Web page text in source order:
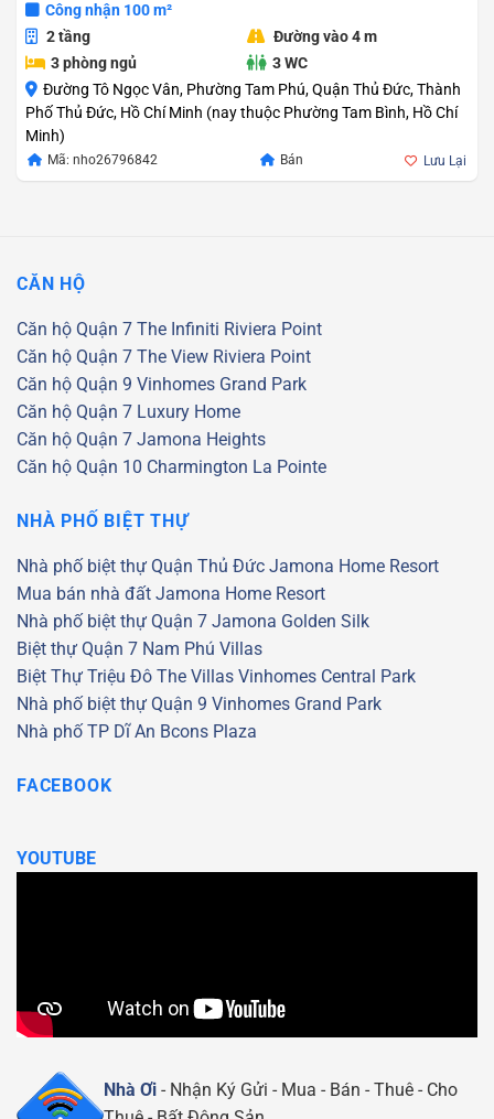
Công nhận 100 m²
2 tầng
Đường vào 4 m
3 phòng ngủ
3 WC
Đường Tô Ngọc Vân, Phường Tam Phú, Quận Thủ Đức, Thành
Phố Thủ Đức, Hồ Chí Minh (nay thuộc Phường Tam Bình, Hồ Chí
Minh)
Mã: nho26796842 Bán Lưu Lại
CĂN HỘ
Căn hộ Quận 7 The Infiniti Riviera Point
Căn hộ Quận 7 The View Riviera Point
Căn hộ Quận 9 Vinhomes Grand Park
Căn hộ Quận 7 Luxury Home
Căn hộ Quận 7 Jamona Heights
Căn hộ Quận 10 Charmington La Pointe
NHÀ PHỐ BIỆT THỰ
Nhà phố biệt thự Quận Thủ Đức Jamona Home Resort
Mua bán nhà đất Jamona Home Resort
Nhà phố biệt thự Quận 7 Jamona Golden Silk
Biệt thự Quận 7 Nam Phú Villas
Biệt Thự Triệu Đô The Villas Vinhomes Central Park
Nhà phố biệt thự Quận 9 Vinhomes Grand Park
Nhà phố TP Dĩ An Bcons Plaza
FACEBOOK
YOUTUBE
Nhà Ơi - Nhận Ký Gửi - Mua - Bán - Thuê - Cho